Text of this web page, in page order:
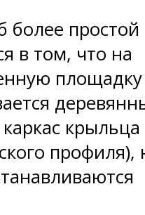
более простой
в том, что на
площадку
крыльца
профиля),